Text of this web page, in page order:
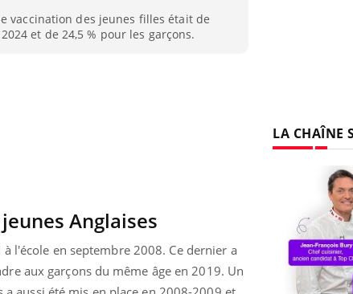
vaccination des jeunes filles était de
et de 24,5 % pour les garçons.
Anglaises
l'école en septembre 2008. Ce dernier a
aux garçons du même âge en 2019. Un
LA CHAÎNE